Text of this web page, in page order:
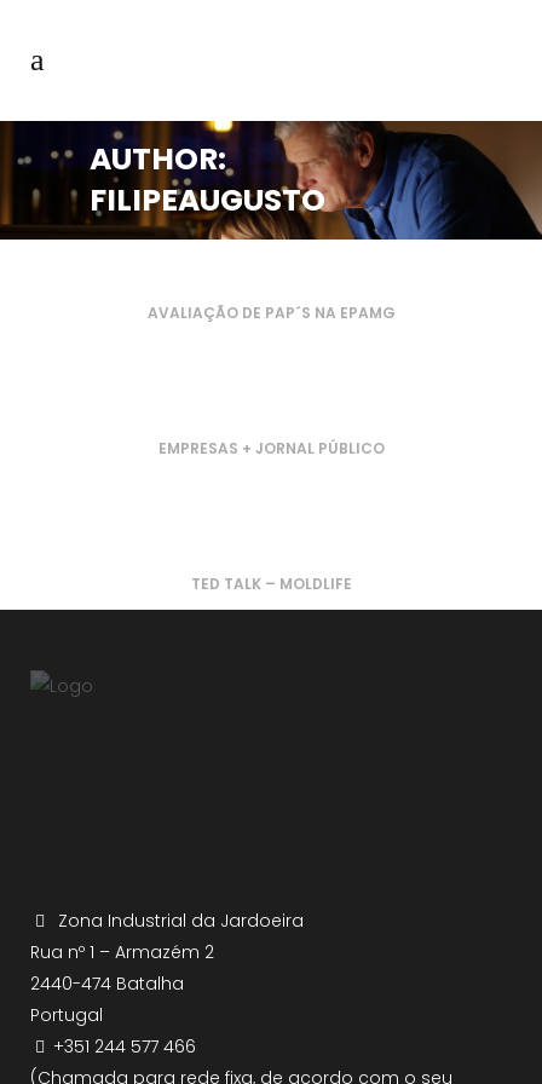
AUTHOR:
FILIPEAUGUSTO
AVALIAÇÃO DE PAP´S NA EPAMG
EMPRESAS + JORNAL PÚBLICO
TED TALK – MOLDLIFE
Zona Industrial da Jardoeira
Rua nº 1 – Armazém 2
2440-474 Batalha
Portugal
+351 244 577 466
(Chamada para rede fixa, de acordo com o seu